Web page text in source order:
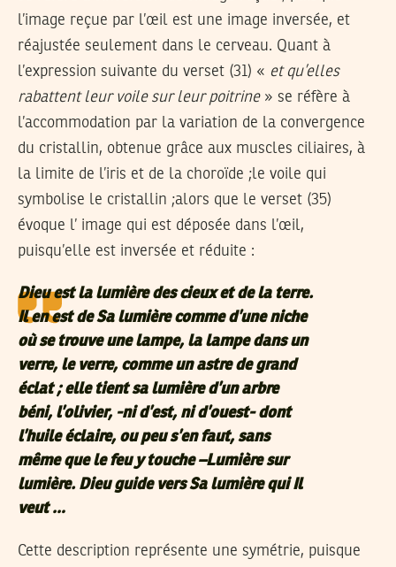
l’image reçue par l’œil est une image inversée, et
réajustée seulement dans le cerveau. Quant à
l’expression suivante du verset (31) « et qu’elles
rabattent leur voile sur leur poitrine» se réfère à
l’accommodation par la variation de la convergence
du cristallin, obtenue grâce aux muscles ciliaires, à
la limite de l’iris et de la choroïde ;le voile qui
symbolise le cristallin ;alors que le verset (35)
évoque l’ image qui est déposée dans l’œil,
puisqu’elle est inversée et réduite :
Dieu est la lumière des cieux et de la terre.
Il en est de Sa lumière comme d’une niche
où se trouve une lampe, la lampe dans un
verre, le verre, comme un astre de grand
éclat ; elle tient sa lumière d’un arbre
béni, l’olivier, -ni d’est, ni d’ouest- dont
l’huile éclaire, ou peu s’en faut, sans
même que le feu y touche –Lumière sur
lumière. Dieu guide vers Sa lumière qui Il
veut …
Cette description représente une symétrie, puisque